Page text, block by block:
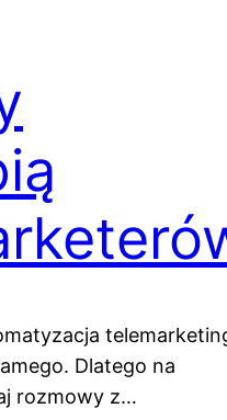
Dlatego na
rozmowy z…